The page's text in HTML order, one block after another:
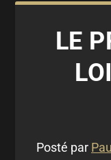
LE
Posté par